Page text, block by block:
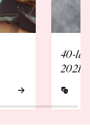
40-
2021